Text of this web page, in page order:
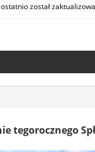
został
tegorocznego